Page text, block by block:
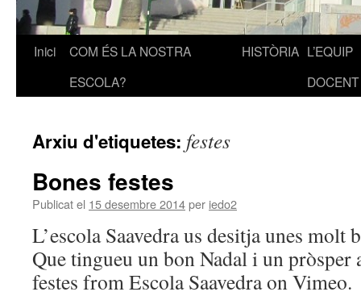
Vés
Inici
COM ÉS LA NOSTRA
ESCOLA?
HISTÒRIA L’EQUIP
DOCENT
Arxiu d'etiquetes: festes
Bones festes
Publicat el 15 desembre 2014per iedo2
L’escola Saavedra us desitja unes molt
Que tingueu un bon Nadal i un
festes from Escola Saavedra on Vimeo.